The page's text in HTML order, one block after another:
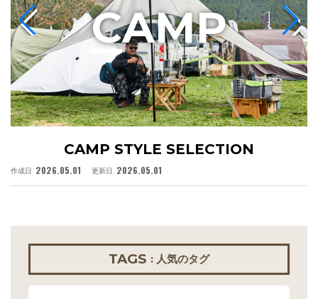
CAMP STYLE SELECTION
作成日 2026.05.01 更新日 2026.05.01
CAMP
TAGS : 人気のタグ